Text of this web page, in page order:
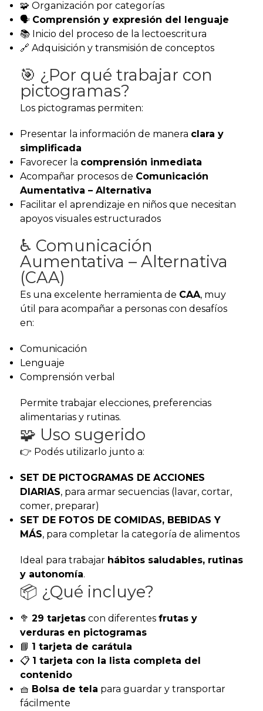
🧩 Organización por categorías
🗣️ Comprensión y expresión del lenguaje
📚 Inicio del proceso de la lectoescritura
🔗 Adquisición y transmisión de conceptos
🎯 ¿Por qué trabajar con
pictogramas?
Los pictogramas permiten:
Presentar la información de manera clara y
simplificada
Favorecer la comprensión inmediata
Acompañar procesos de Comunicación
Aumentativa – Alternativa
Facilitar el aprendizaje en niños que necesitan
apoyos visuales estructurados
♿ Comunicación
Aumentativa – Alternativa
(CAA)
Es una excelente herramienta de CAA, muy
útil para acompañar a personas con desafíos
en:
Comunicación
Lenguaje
Comprensión verbal
Permite trabajar elecciones, preferencias
alimentarias y rutinas.
🧩 Uso sugerido
👉 Podés utilizarlo junto a:
SET DE PICTOGRAMAS DE ACCIONES
DIARIAS, para armar secuencias (lavar, cortar,
comer, preparar)
SET DE FOTOS DE COMIDAS, BEBIDAS Y
MÁS, para completar la categoría de alimentos
Ideal para trabajar hábitos saludables, rutinas
y autonomía.
📦 ¿Qué incluye?
🥦 29 tarjetascon diferentes frutas y
verduras en pictogramas
📘 1 tarjeta de carátula
📋 1 tarjeta con la lista completa del
contenido
🧺 Bolsa de tela para guardar y transportar
fácilmente